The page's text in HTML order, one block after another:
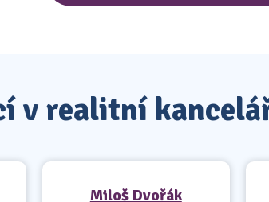
v realitní
Miloš Dvořák